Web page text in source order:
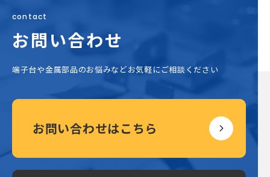
contact
お問い合わせ
端子台や金属部品のお悩みなどお気軽にご相談ください
お問い合わせはこちら